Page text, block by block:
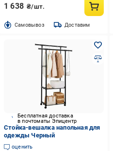
1 638 ₴/шт.
Cамовывоз Доставим
Бесплатная доставка
в почтоматы Эпицентр
Стойка-вешалка напольная для
одежды Черный
оценить